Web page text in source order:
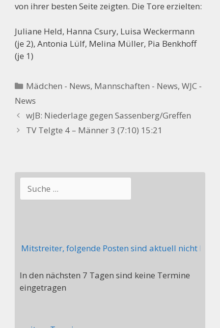
von ihrer besten Seite zeigten. Die Tore erzielten:
Juliane Held, Hanna Csury, Luisa Weckermann
(je 2), Antonia Lülf, Melina Müller, Pia Benkhoff
(je 1)
Kategorien
Mädchen - News, Mannschaften - News,WJC -
News
wJB: Niederlage gegen Sassenberg/Greffen
TV Telgte 4 – Männer 3 (7:10) 15:21
Suchen
Mitstreiter, folgende Posten sind aktuell nicht
In den nächsten 7 Tagen sind keine Termine
eingetragen